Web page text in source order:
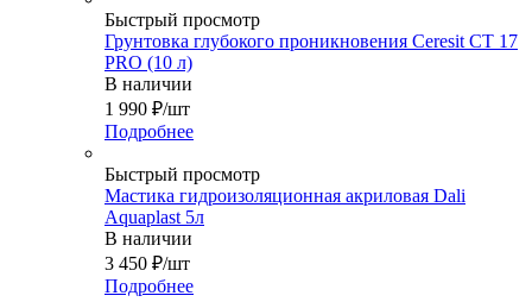
Быстрый просмотр
Грунтовка глубокого проникновения Ceresit CT 17
PRO (10 л)
В наличии
1 990 ₽/шт
Подробнее
Быстрый просмотр
Мастика гидроизоляционная акриловая Dali
Aquaplast 5л
В наличии
3 450 ₽/шт
Подробнее